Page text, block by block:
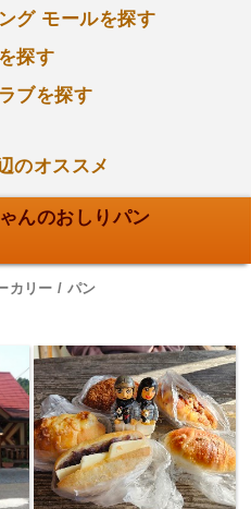
グ モールを探す
探す
ブを探す
のオススメ
んのおしりパン
カリー / パン